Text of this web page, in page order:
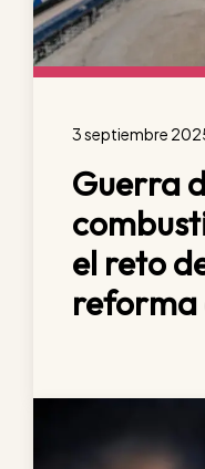
3 septiembre
Guerra
el reto